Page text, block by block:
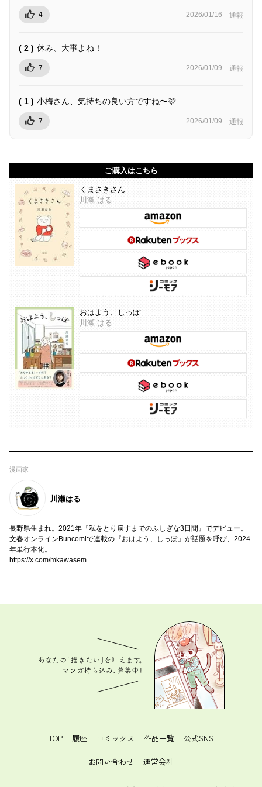
4 2026/01/16 通報
( 2 ) 休み、大事よね！
7 2026/01/09 通報
( 1 ) 小梅さん、気持ちの良い方ですね〜🩷
7 2026/01/09 通報
ご購入はこちら
くまさきさん
川瀬 はる
おはよう、しっぽ
川瀬 はる
漫画家
川瀬はる
長野県生まれ。2021年『私をとり戻すまでのふしぎな3日間』でデビュー。
文春オンラインBuncomiで連載の『おはよう、しっぽ』が話題を呼び、2024
年単行本化。
https://x.com/mkawasem
TOP 履歴 コミックス 作品一覧 公式SNS
お問い合わせ 運営会社
あなたの「描きたい」を叶えます。 マンガ持ち込
み、募集中！